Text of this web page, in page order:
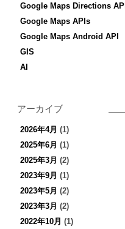
Google Maps Directions API
Google Maps APIs
Google Maps Android API
GIS
AI
アーカイブ
2026年4月 (1)
2025年6月 (1)
2025年3月 (2)
2023年9月 (1)
2023年5月 (2)
2023年3月 (2)
2022年10月 (1)